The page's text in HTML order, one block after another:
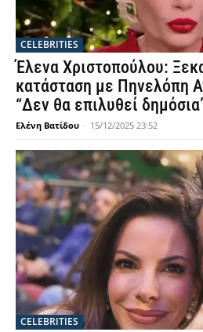
CELEBRITIES
Έλενα Χριστοπούλου:
κατάσταση με Πηνελόπη
“Δεν θα επιλυθεί
Ελένη Βατίδου - 15/12/2025 23:52
CELEBRITIES